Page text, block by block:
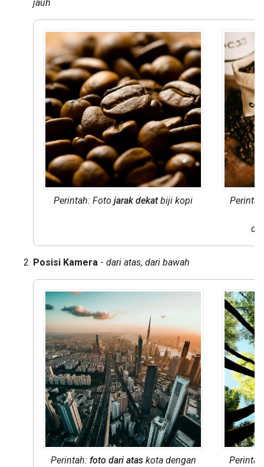
jauh
Perintah: Foto jarak dekatbiji kopi
di
Posisi Kamera - dari atas, dari bawah
Perintah: foto dari ataskota dengan